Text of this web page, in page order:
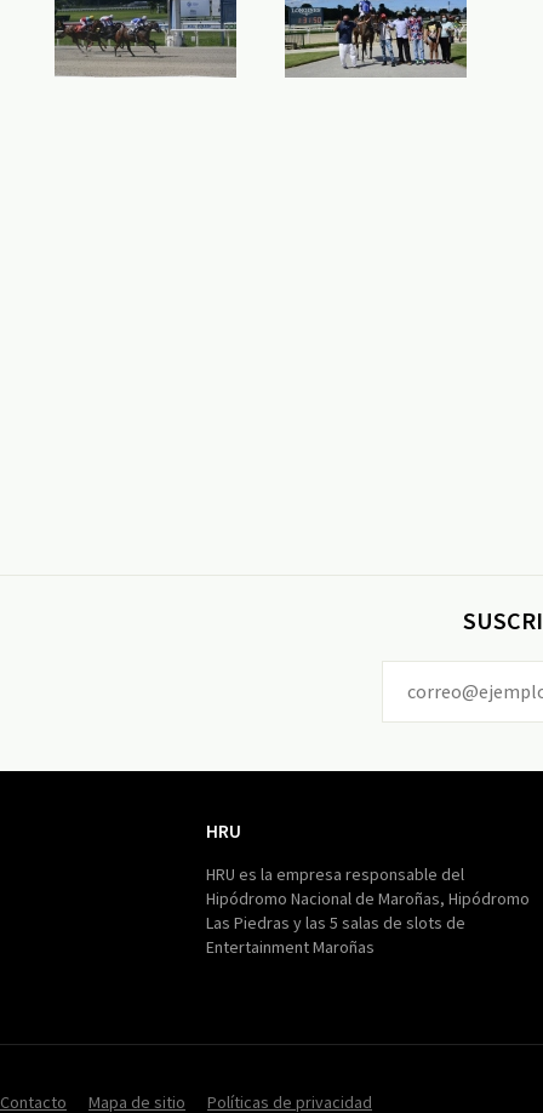
HRU
HRU es la empresa responsable del
Hipódromo Nacional de Maroñas, Hipódromo
Las Piedras y las 5 salas de slots de
Entertainment Maroñas
Contacto Mapa de sitio Políticas de privacidad